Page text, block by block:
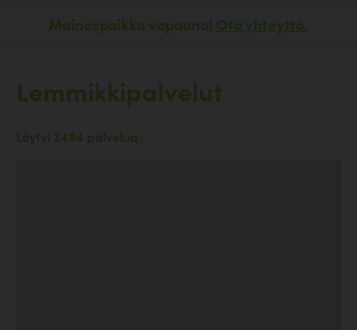
Mainospaikka vapaana! Ota yhteyttä.
Lemmikkipalvelut
Löytyi 2494 palvelua